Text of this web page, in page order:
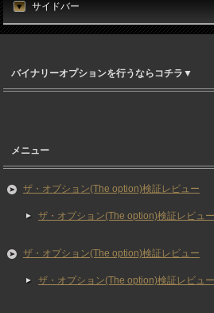
サイドバー
バイナリーオプションを行うならコチラ▼
メニュー
ザ・オプション(The option)検証レビュー
ザ・オプション(The option)検証レビュ
ザ・オプション(The option)検証レビュー
ザ・オプション(The option)検証レビュ